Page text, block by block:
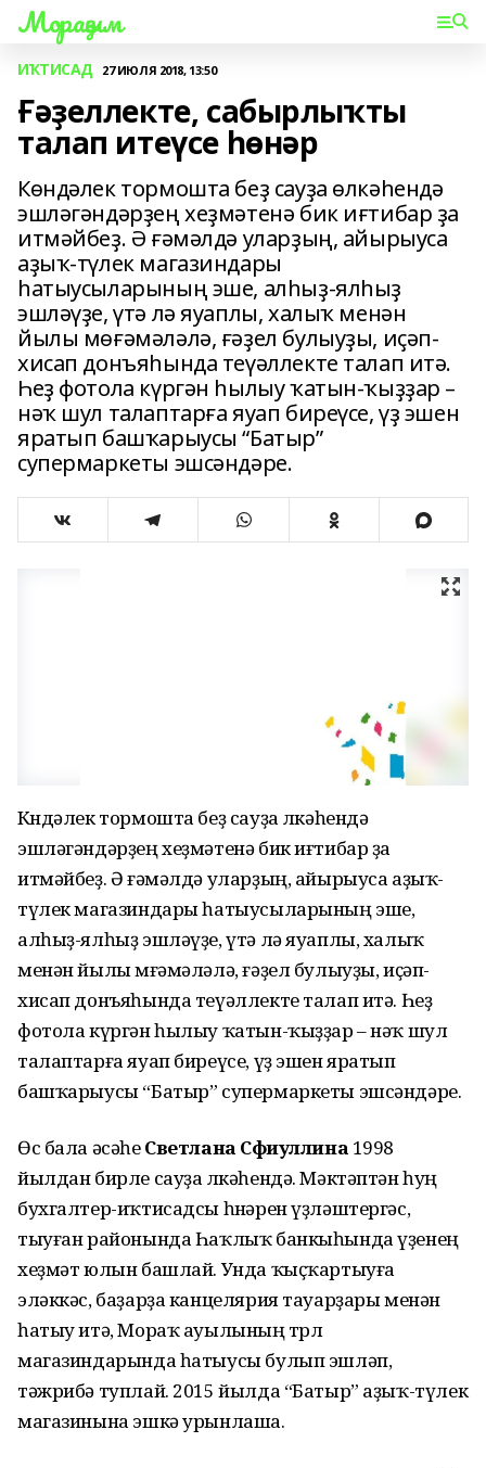
Мораҙым
ИҠТИСАД 27 ИЮЛЯ 2018, 13:50
Ғәҙеллекте, сабырлыҡты
талап итеүсе һөнәр
Көндәлек тормошта беҙ сауҙа өлкәһендә
эшләгәндәрҙең хеҙмәтенә бик иғтибар ҙа
итмәйбеҙ. Ә ғәмәлдә уларҙың, айырыуса
аҙыҡ-түлек магазиндары
һатыусыларының эше, алһыҙ-ялһыҙ
эшләүҙе, үтә лә яуаплы, халыҡ менән
йылы мөғәмәләлә, ғәҙел булыуҙы, иҫәп-
хисап донъяһында теүәллекте талап итә.
Һеҙ фотола күргән һылыу ҡатын-ҡыҙҙар –
нәҡ шул талаптарға яуап биреүсе, үҙ эшен
яратып башҡарыусы “Батыр”
супермаркеты эшсәндәре.
Көндәлек тормошта беҙ сауҙа өлкәһендә
эшләгәндәрҙең хеҙмәтенә бик иғтибар ҙа
итмәйбеҙ. Ә ғәмәлдә уларҙың, айырыуса аҙыҡ-
түлек магазиндары һатыусыларының эше,
алһыҙ-ялһыҙ эшләүҙе, үтә лә яуаплы, халыҡ
менән йылы мөғәмәләлә, ғәҙел булыуҙы, иҫәп-
хисап донъяһында теүәллекте талап итә. Һеҙ
фотола күргән һылыу ҡатын-ҡыҙҙар – нәҡ шул
талаптарға яуап биреүсе, үҙ эшен яратып
башҡарыусы “Батыр” супермаркеты эшсәндәре.
Өс бала әсәһеСветлана Сәфиуллина 1998
йылдан бирле сауҙа өлкәһендә. Мәктәптән һуң
бухгалтер-иҡтисадсы һөнәрен үҙләштергәс,
тыуған районында Һаҡлыҡ банкыһында үҙенең
хеҙмәт юлын башлай. Унда ҡыҫҡартыуға
эләккәс, баҙарҙа канцелярия тауарҙары менән
һатыу итә, Мораҡ ауылының төрлө
магазиндарында һатыусы булып эшләп,
тәжрибә туплай. 2015 йылда “Батыр” аҙыҡ-түлек
магазинына эшкә урынлаша.